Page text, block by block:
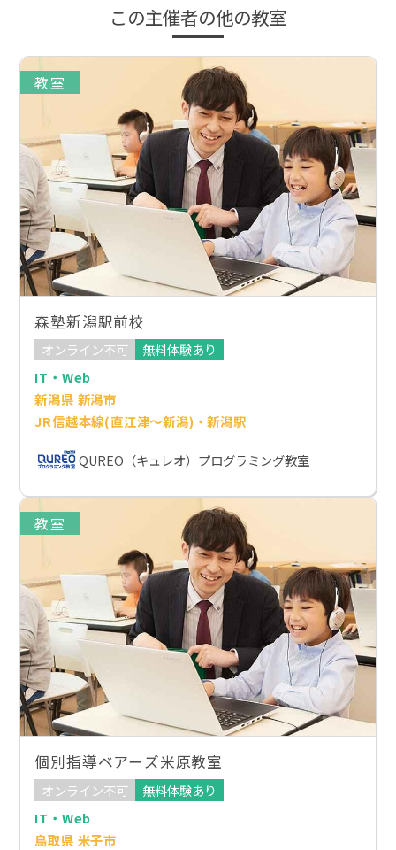
この主催者の他の教室
教室
森塾新潟駅前校
オンライン不可
無料体験あり
IT・Web
新潟県 新潟市
JR信越本線(直江津～新潟)・新潟駅
QUREO（キュレオ）プログラミング教室
教室
個別指導ベアーズ米原教室
オンライン不可
無料体験あり
IT・Web
鳥取県 米子市